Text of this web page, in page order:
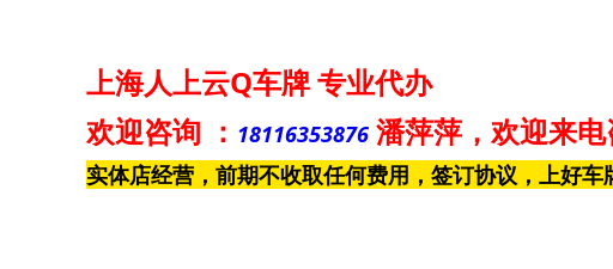
上海人上云Q车牌专业代办
欢迎咨询 ： 18116353876 潘萍萍 ，欢迎来电
实体店经营，前期不收取任何费用，签订协议，上好车